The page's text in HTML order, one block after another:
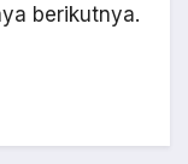
berikutnya.